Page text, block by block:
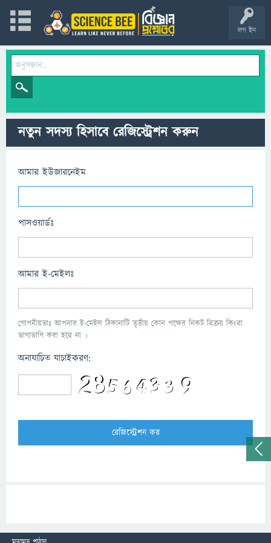
লগ ইন
নতুন সদস্য হিসাবে রেজিস্ট্রেশন করুন
আমার ইউজারনেইম
পাসওয়ার্ডঃ
আমার ই-মেইলঃ
গোপনীয়তাঃ আপনার ই-মেইল ঠিকানাটি তৃতীয় কোন পক্ষের নিকট বিক্রয় কিংবা
ভাগাভাগি করা হবে না ।
অনাযাচিত যাচাইকরণ: